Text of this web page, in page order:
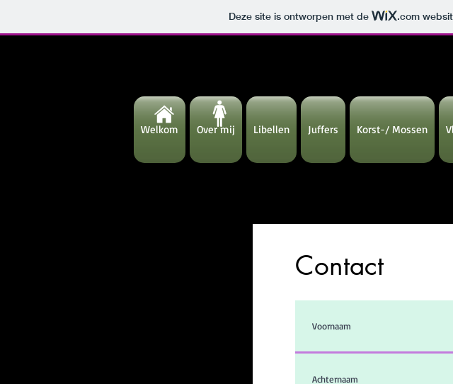
Deze site is ontworpen met de .com
Welkom Over mij Libellen Juffers Korst-/ Mossen
Contact